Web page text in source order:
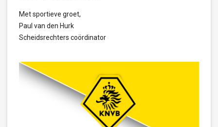
Met sportieve groet,
Paul van den Hurk
Scheidsrechters coördinator